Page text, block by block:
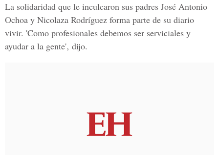
La solidaridad que le inculcaron sus padres José Antonio
Ochoa y Nicolaza Rodríguez forma parte de su diario
vivir. 'Como profesionales debemos ser serviciales y
ayudar a la gente'‚ dijo.